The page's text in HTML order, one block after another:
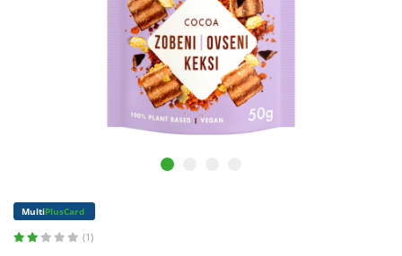
MultiPlusCard
(1)